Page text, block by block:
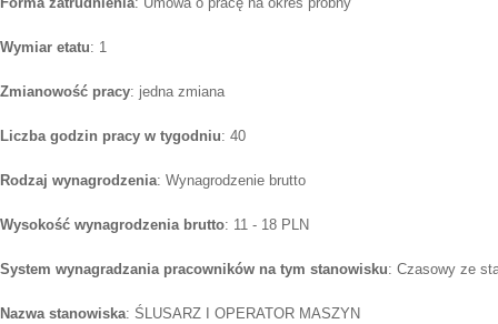
Wymiar etatu: 1
Zmianowość pracy: jedna zmiana
Liczba godzin pracy w tygodniu: 40
Rodzaj wynagrodzenia: Wynagrodzenie brutto
Wysokość wynagrodzenia brutto: 11 - 18 PLN
System wynagradzania pracowników na tym stanowisku: Czasowy ze
Nazwa stanowiska: ŚLUSARZ I OPERATOR MASZYN